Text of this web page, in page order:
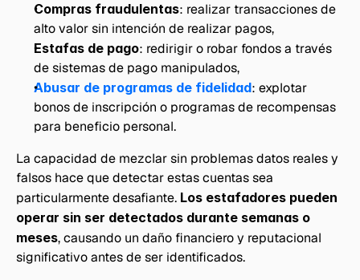
Compras fraudulentas: realizar transacciones de
alto valor sin intención de realizar pagos,
Estafas de pago: redirigir o robar fondos a través
de sistemas de pago manipulados,
Abusar de programas de fidelidad: explotar
bonos de inscripción o programas de recompensas
para beneficio personal.
La capacidad de mezclar sin problemas datos reales y
falsos hace que detectar estas cuentas sea
particularmente desafiante. Los estafadores pueden
operar sin ser detectados durante semanas o
meses, causando un daño financiero y reputacional
significativo antes de ser identificados.